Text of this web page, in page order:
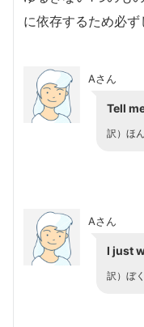
に依存するため必ず
Aさん
Tell
訳）ほ
Aさん
I just
訳）ぼ